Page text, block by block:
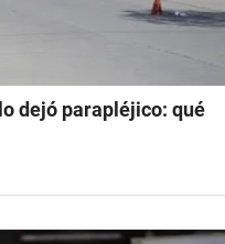
dejó parapléjico: qué